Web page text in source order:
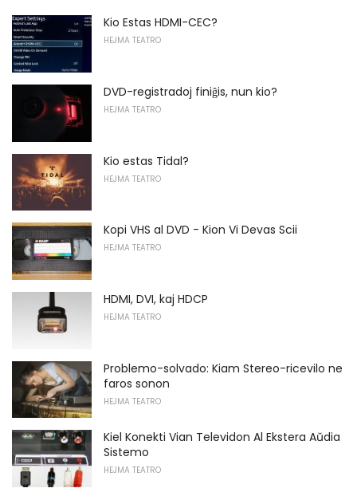
Kio Estas HDMI-CEC?
HEJMA TEATRO
DVD-registradoj finiĝis, nun kio?
HEJMA TEATRO
Kio estas Tidal?
HEJMA TEATRO
Kopi VHS al DVD - Kion Vi Devas Scii
HEJMA TEATRO
HDMI, DVI, kaj HDCP
HEJMA TEATRO
Problemo-solvado: Kiam Stereo-ricevilo ne
faros sonon
HEJMA TEATRO
Kiel Konekti Vian Televidon Al Ekstera Aŭdia
Sistemo
HEJMA TEATRO